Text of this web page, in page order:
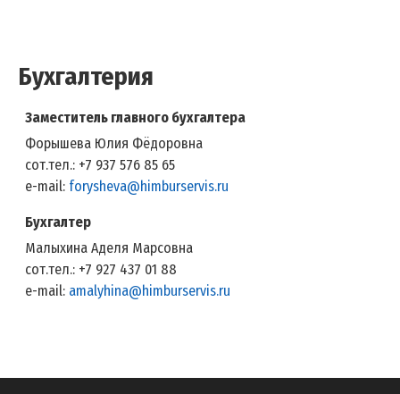
Бухгалтерия
Заместитель главного бухгалтера
Форышева Юлия Фёдоровна
сот.тел.: +7 937 576 85 65
e-mail: forysheva@himburservis.ru
Бухгалтер
Малыхина Аделя Марсовна
сот.тел.: +7 927 437 01 88
e-mail: amalyhina@himburservis.ru